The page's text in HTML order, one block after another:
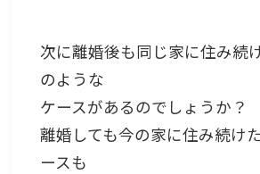
次に離婚後も同じ家に住み続
のような
ケースがあるのでしょうか？
離婚しても今の家に住み続け
ースも